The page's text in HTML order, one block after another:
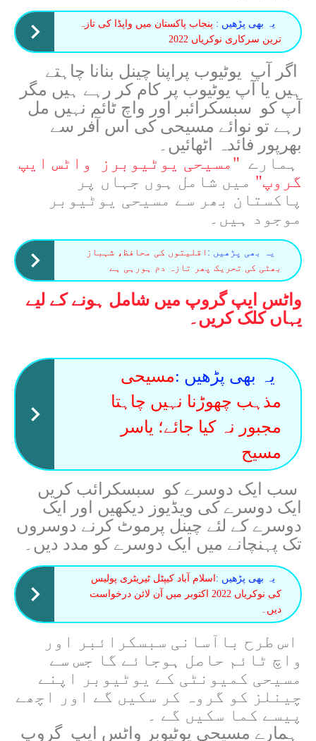
یہ بھی پڑھیں : پنجاب پاکستان میں واپڈا کی تازہ
ترین سرکاری نوکریاں 2022
اگر آپ یوٹیوب پراپنا چینل بنانا چاہتے
ہیں یا آپ یوٹیوب پر کام کر رہے ہیں مگر
آپ کو سبسکرائبر اور واچ ٹائم نہیں مل
رہے تو نوائے مسیحی کی اس آفر سے
بھرپور فائدہ اٹھائیں۔
ہمارے "مسیحی یوٹیوبرز واٹس ایپ
گروپ" میں شامل ہوں جہاں پر
پاکستان بھر سے مسیحی یوٹیوبر
موجود ہیں۔
یہ بھی پڑھیں : اقلیتوں کی محافظ، شہباز
بھٹی کی تحریک پھر تازہ دم ہورہی ہے
واٹس ایپ گروپ میں شامل ہونے کے لیے
یہاں کلک کریں۔
یہ بھی پڑھیں :مسیحی
مذہب چھوڑنا نہیں چاہتا
مجبور نہ کیا جائے؛ یاسر
مسیح
سب ایک دوسرے کو سبسکرائب کریں
ایک دوسرے کی ویڈیوز دیکھیں اور ایک
دوسرے کے لئے چینل پرموٹ کرنے دوسروں
تک پہنچانے میں ایک دوسرے کو مدد دیں۔
یہ بھی پڑھیں : اسلام آباد کیپٹل ٹیریٹری پولیس
کی نوکریاں 2022 اکتوبر میں آن لائن درخواست
دیں۔
اس طرح باآسانی سبسکرائبر اور
واچ ٹائم حاصل ہوجائے گا جس سے
مسیحی کمیونٹی کے یوٹیوبر اپنے
چینلز کو گروہ کر سکیں گے اور اچھے
پیسے کما سکیں گے ۔
ہمارے مسیحی یوٹیوبر واٹس ایپ گروپ